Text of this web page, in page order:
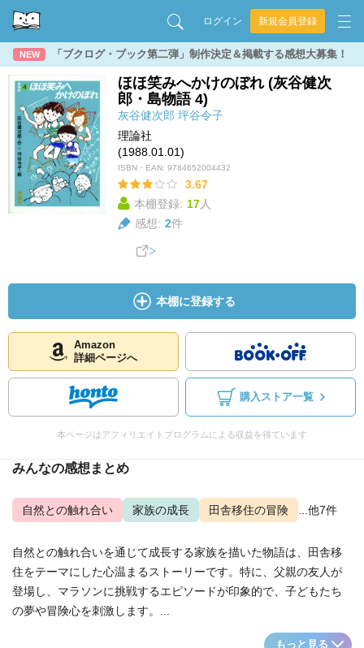
ログイン 新規会員登録
NEW 「ブクログ・ブック第二弾」制作決定＆掲載する感想大募集！
ほほ笑みへかけのぼれ (灰谷健次
郎・島物語 4)
灰谷健次郎 坪谷令子
理論社
(1988.01.01)
ISBN・EAN: 9784652004432
3.67
本棚登録: 17人
感想: 2件
本棚に登録する
Amazon
詳細ページへ
購入ストア一覧
本ページはアフィリエイトプログラムによる収益を得ています
みんなの感想まとめ
自然との触れ合い 家族の成長 田舎移住の冒険 ...他7件
自然との触れ合いを通じて成長する家族を描いた物語は、田舎移
住をテーマにした心温まるストーリーです。特に、父親の友人が
登場し、マラソンに挑戦するエピソードが印象的で、子どもたち
の夢や冒険心を刺激します。...
もっと見る